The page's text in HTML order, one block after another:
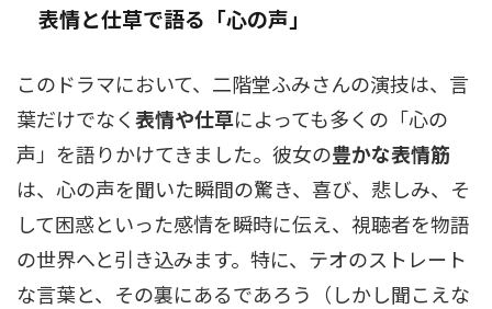
表情と仕草で語る「心の声」
このドラマにおいて、二階堂ふみさんの演技は、言
葉だけでなく表情や仕草によっても多くの「心の
声」を語りかけてきました。彼女の豊かな表情筋
は、心の声を聞いた瞬間の驚き、喜び、悲しみ、そ
して困惑といった感情を瞬時に伝え、視聴者を物語
の世界へと引き込みます。特に、テオのストレート
な言葉と、その裏にあるであろう（しかし聞こえな